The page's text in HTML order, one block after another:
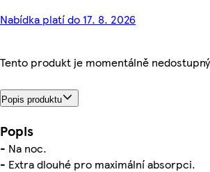
Nabídka platí do 17. 8. 2026
Tento produkt je momentálně
Popis produktu
Popis
- Na noc.
- Extra dlouhé pro maximální absorpci.